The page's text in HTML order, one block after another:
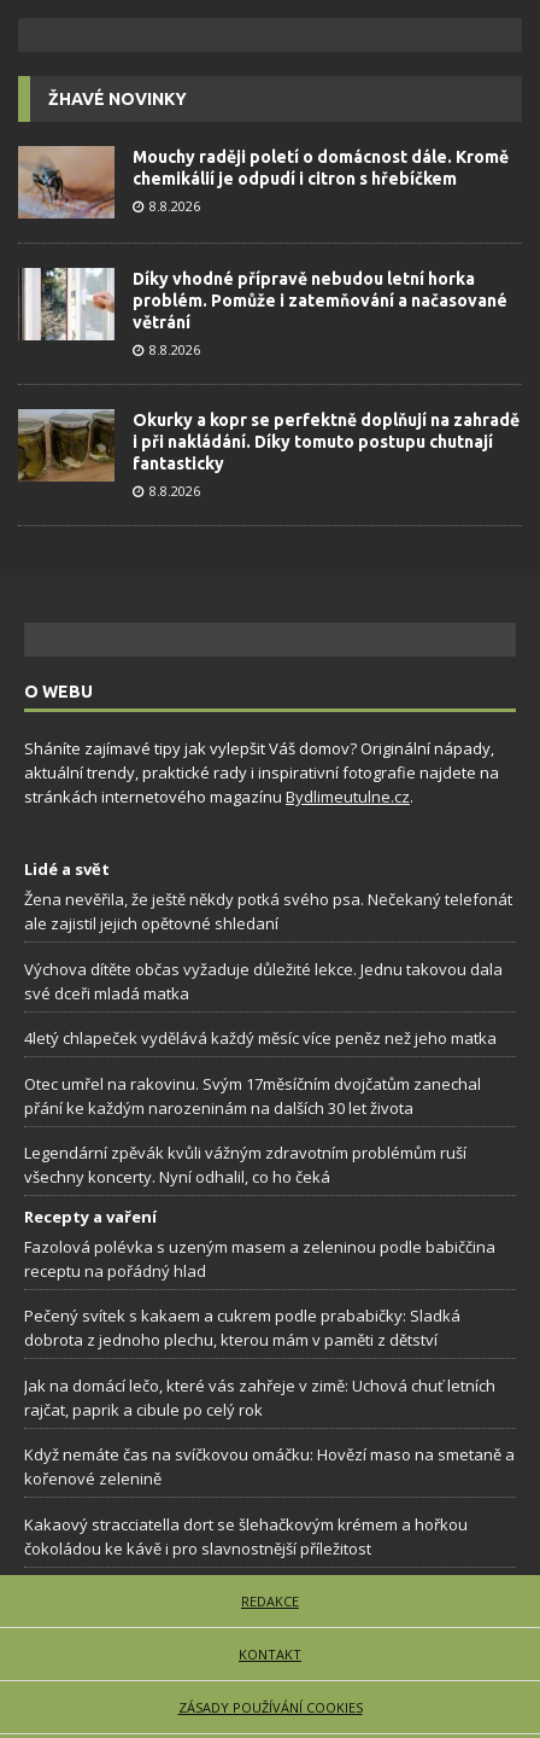
ŽHAVÉ NOVINKY
Mouchy raději poletí o domácnost dále. Kromě
chemikálií je odpudí i citron s hřebíčkem
8.8.2026
Díky vhodné přípravě nebudou letní horka
problém. Pomůže i zatemňování a načasované
větrání
8.8.2026
Okurky a kopr se perfektně doplňují na zahradě
i při nakládání. Díky tomuto postupu chutnají
fantasticky
8.8.2026
O WEBU
Sháníte zajímavé tipy jak vylepšit Váš domov? Originální nápady,
aktuální trendy, praktické rady i inspirativní fotografie najdete na
stránkách internetového magazínu Bydlimeutulne.cz.
Lidé a svět
Žena nevěřila, že ještě někdy potká svého psa. Nečekaný telefonát
ale zajistil jejich opětovné shledaní
Výchova dítěte občas vyžaduje důležité lekce. Jednu takovou dala
své dceři mladá matka
4letý chlapeček vydělává každý měsíc více peněz než jeho matka
Otec umřel na rakovinu. Svým 17měsíčním dvojčatům zanechal
přání ke každým narozeninám na dalších 30 let života
Legendární zpěvák kvůli vážným zdravotním problémům ruší
všechny koncerty. Nyní odhalil, co ho čeká
Recepty a vaření
Fazolová polévka s uzeným masem a zeleninou podle babiččina
receptu na pořádný hlad
Pečený svítek s kakaem a cukrem podle prababičky: Sladká
dobrota z jednoho plechu, kterou mám v paměti z dětství
Jak na domácí lečo, které vás zahřeje v zimě: Uchová chuť letních
rajčat, paprik a cibule po celý rok
Když nemáte čas na svíčkovou omáčku: Hovězí maso na smetaně a
kořenové zelenině
Kakaový stracciatella dort se šlehačkovým krémem a hořkou
čokoládou ke kávě i pro slavnostnější příležitost
REDAKCE
KONTAKT
ZÁSADY POUŽÍVÁNÍ COOKIES